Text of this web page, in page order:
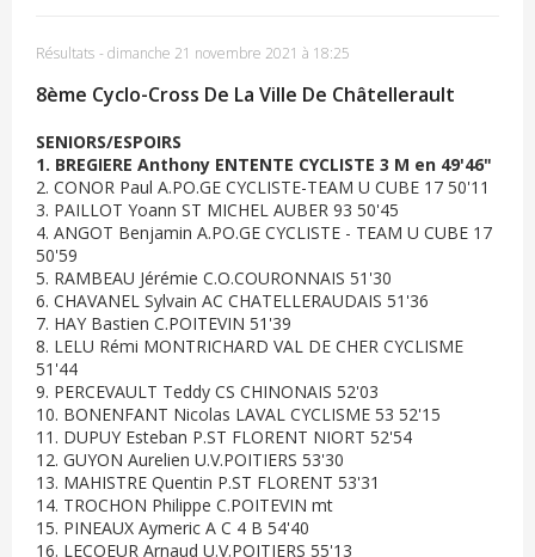
Résultats - dimanche 21 novembre 2021 à 18:25
8ème Cyclo-Cross De La Ville De Châtellerault
SENIORS/ESPOIRS
1. BREGIERE Anthony ENTENTE CYCLISTE 3 M en 49'46"
2. CONOR Paul A.PO.GE CYCLISTE-TEAM U CUBE 17 50'11
3. PAILLOT Yoann ST MICHEL AUBER 93 50'45
4. ANGOT Benjamin A.PO.GE CYCLISTE - TEAM U CUBE 17
50'59
5. RAMBEAU Jérémie C.O.COURONNAIS 51'30
6. CHAVANEL Sylvain AC CHATELLERAUDAIS 51'36
7. HAY Bastien C.POITEVIN 51'39
8. LELU Rémi MONTRICHARD VAL DE CHER CYCLISME
51'44
9. PERCEVAULT Teddy CS CHINONAIS 52'03
10. BONENFANT Nicolas LAVAL CYCLISME 53 52'15
11. DUPUY Esteban P.ST FLORENT NIORT 52'54
12. GUYON Aurelien U.V.POITIERS 53'30
13. MAHISTRE Quentin P.ST FLORENT 53'31
14. TROCHON Philippe C.POITEVIN mt
15. PINEAUX Aymeric A C 4 B 54'40
16. LECOEUR Arnaud U.V.POITIERS 55'13